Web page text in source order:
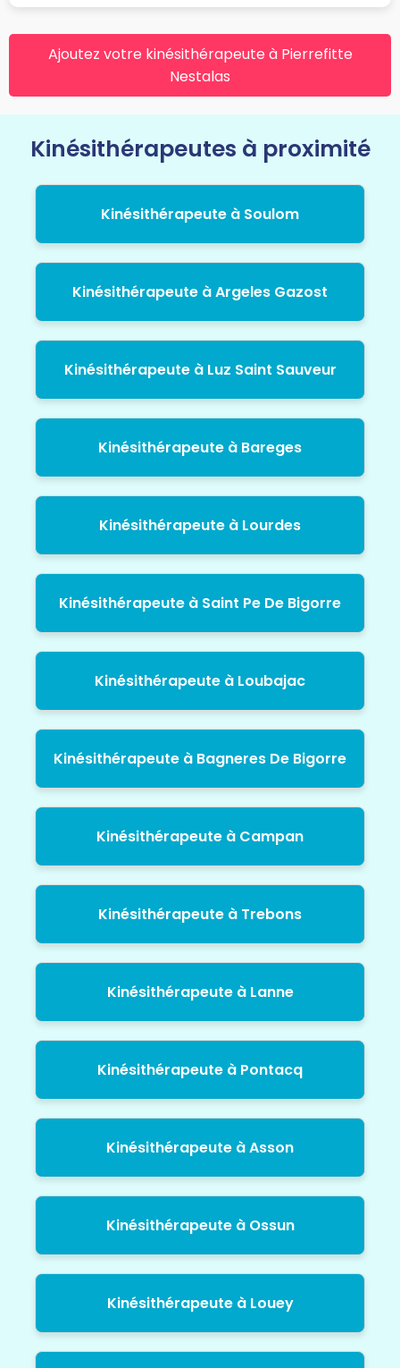
Ajoutez votre kinésithérapeute à Pierrefitte
Nestalas
Kinésithérapeutes à proximité
Kinésithérapeute à Soulom
Kinésithérapeute à Argeles Gazost
Kinésithérapeute à Luz Saint Sauveur
Kinésithérapeute à Bareges
Kinésithérapeute à Lourdes
Kinésithérapeute à Saint Pe De Bigorre
Kinésithérapeute à Loubajac
Kinésithérapeute à Bagneres De Bigorre
Kinésithérapeute à Campan
Kinésithérapeute à Trebons
Kinésithérapeute à Lanne
Kinésithérapeute à Pontacq
Kinésithérapeute à Asson
Kinésithérapeute à Ossun
Kinésithérapeute à Louey